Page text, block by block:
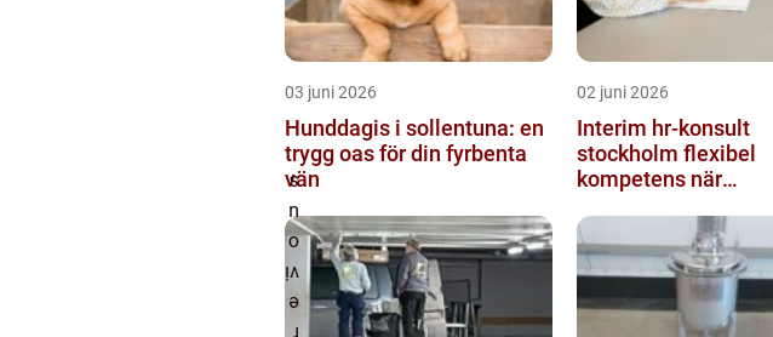
03 juni 2026
Hunddagis i sollentuna: en
trygg oas för din fyrbenta
vän
02 juni 2026
Interim hr-konsult
stockholm flexibel
kompetens när